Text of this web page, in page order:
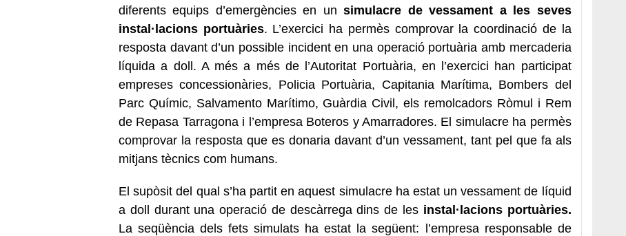
diferents equips d’emergències en unsimulacre de vessament a les seves
instal·lacions portuàries. L’exercici ha permès comprovar la coordinació de la
resposta davant d’un possible incident en una operació portuària amb mercaderia
líquida a doll. A més a més de l’Autoritat Portuària, en l’exercici han participat
empreses concessionàries, Policia Portuària, Capitania Marítima, Bombers del
Parc Químic, Salvamento Marítimo, Guàrdia Civil, els remolcadors Ròmul i Rem
de Repasa Tarragona i l’empresa Boteros y Amarradores. El simulacre ha permès
comprovar la resposta que es donaria davant d’un vessament, tant pel que fa als
mitjans tècnics com humans.
El supòsit del qual s’ha partit en aquest simulacre ha estat un vessament de líquid
a doll durant una operació de descàrrega dins de les instal·lacions portuàries.
La seqüència dels fets simulats ha estat la següent: l’empresa responsable de